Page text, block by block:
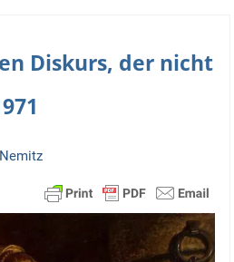
Diskurs, der nicht